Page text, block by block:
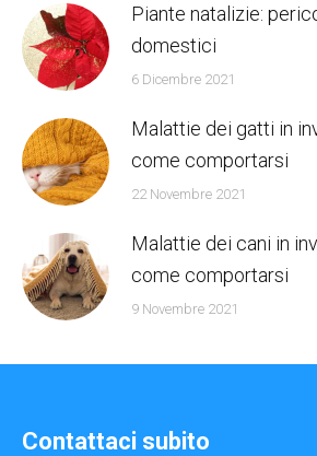
Piante natalizie:
domestici
6 Dicembre 2021
Malattie dei gatti in
come comportarsi
22 Novembre 2021
Malattie dei cani in
come comportarsi
9 Novembre 2021
Contattaci subito